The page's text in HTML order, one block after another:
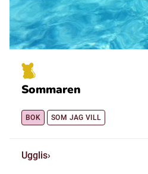
Sommaren
BOK SOM JAG VILL
Ugglis